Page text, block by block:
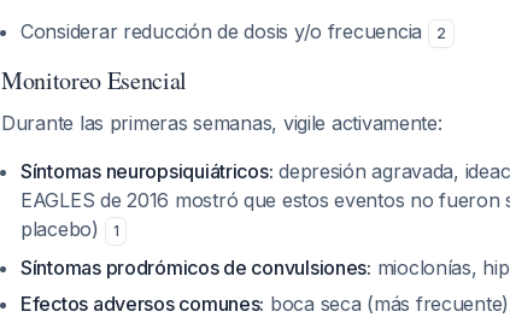
Considerar reducción de dosis y/o frecuencia
2
Monitoreo Esencial
Durante las primeras semanas, vigile activamente:
Síntomas neuropsiquiátricos: depresión agravada,
EAGLES de 2016 mostró que estos eventos no
placebo)
1
Síntomas prodrómicos de convulsiones: mioclonías,
Efectos adversos comunes: boca seca (más